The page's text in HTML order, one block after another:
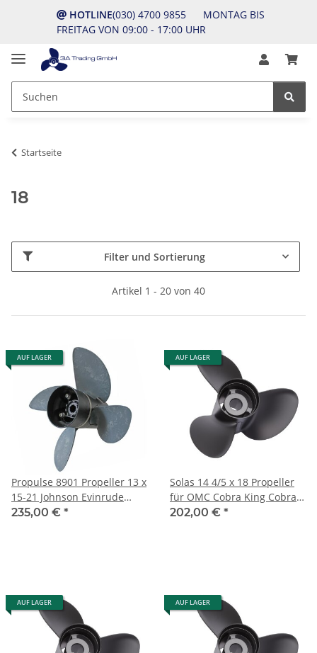
HOTLINE(030) 4700 9855 MONTAG BIS
FREITAG VON 09:00 - 17:00 UHR
Startseite
18
Filter und Sortierung
Artikel 1 - 20 von 40
AUF LAGER
Propulse 8901 Propeller 13 x
15-21 Johnson Evinrude
Suzuki OMC 40-150PS 13
235,00 € *
AUF LAGER
Solas 14 4/5 x 18 Propeller
für OMC Cobra King Cobra
& Model 800 '78-'90
202,00 € *
AUF LAGER AUF LAGER